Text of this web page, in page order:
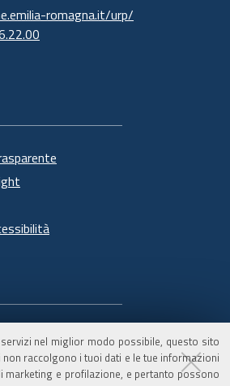
nel miglior modo possibile, questo sito
non raccolgono i tuoi dati e le tue informazioni
marketing e profilazione, e pertanto possono
romagna.it/urp/